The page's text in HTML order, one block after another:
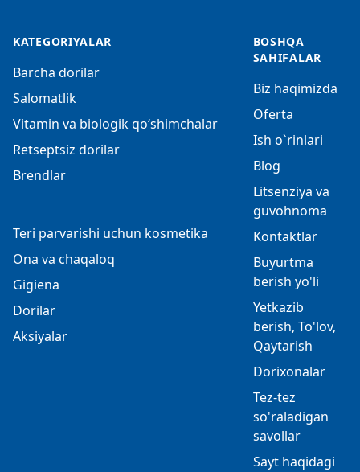
KATEGORIYALAR
Barcha dorilar
Salomatlik
Vitamin va biologik qo‘shimchalar
Retseptsiz dorilar
Brendlar
Teri parvarishi uchun kosmetika
Ona va chaqaloq
Gigiena
Dorilar
Aksiyalar
BOSHQA
SAHIFALAR
Biz haqimizda
Oferta
Ish o`rinlari
Blog
Litsenziya va
guvohnoma
Kontaktlar
Buyurtma
berish yo'li
Yetkazib
berish, To'lov,
Qaytarish
Dorixonalar
Tez-tez
so'raladigan
savollar
Sayt haqidagi